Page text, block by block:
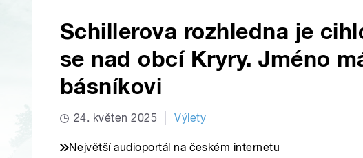
Schillerova rozhledna je
se nad obcí Kryry. Jméno
básníkovi
24. květen 2025 Výlety
Největší audioportál na českém internetu